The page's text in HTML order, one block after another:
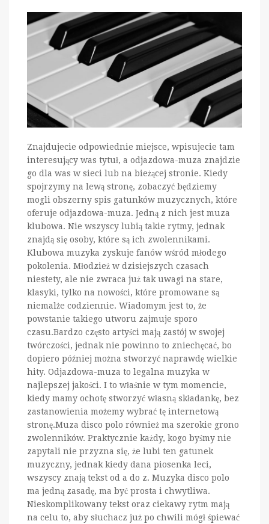
Znajdujecie odpowiednie miejsce, wpisujecie tam
interesujący was tytuł, a odjazdowa-muza znajdzie
go dla was w sieci lub na bieżącej stronie. Kiedy
spojrzymy na lewą stronę, zobaczyć będziemy
mogli obszerny spis gatunków muzycznych, które
oferuje odjazdowa-muza. Jedną z nich jest muza
klubowa. Nie wszyscy lubią takie rytmy, jednak
znajdą się osoby, które są ich zwolennikami.
Klubowa muzyka zyskuje fanów wśród młodego
pokolenia. Młodzież w dzisiejszych czasach
niestety, ale nie zwraca już tak uwagi na stare,
klasyki, tylko na nowości, które promowane są
niemalże codziennie. Wiadomym jest to, że
powstanie takiego utworu zajmuje sporo
czasu.Bardzo często artyści mają zastój w swojej
twórczości, jednak nie powinno to zniechęcać, bo
dopiero później można stworzyć naprawdę wielkie
hity. Odjazdowa-muza to legalna muzyka w
najlepszej jakości. I to właśnie w tym momencie,
kiedy mamy ochotę stworzyć własną składankę, bez
zastanowienia możemy wybrać tę internetową
stronę.Muza disco polo również ma szerokie grono
zwolenników. Praktycznie każdy, kogo byśmy nie
zapytali nie przyzna się, że lubi ten gatunek
muzyczny, jednak kiedy dana piosenka leci,
wszyscy znają tekst od a do z. Muzyka disco polo
ma jedną zasadę, ma być prosta i chwytliwa.
Nieskomplikowany tekst oraz ciekawy rytm mają
na celu to, aby słuchacz już po chwili mógł śpiewać